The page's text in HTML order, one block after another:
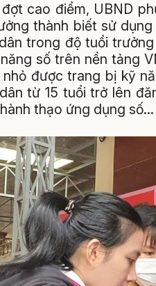
cao điểm, UBND
thành biết sử
trong độ tuổi
số trên nền tảng
nhỏ được trang bị kỹ
từ 15 tuổi trở lên
thạo ứng dụng số…